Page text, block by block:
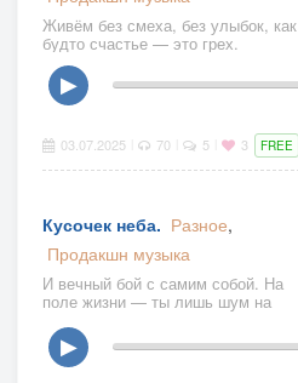
Живём без смеха, без улыбок, как
будто счастье — это грех.
▶
03.07.2025 70 5 3 FREE
Кусочек неба. Разное,
Продакшн музыка
И вечный бой с самим собой. На
поле жизни — ты лишь шум на
▶